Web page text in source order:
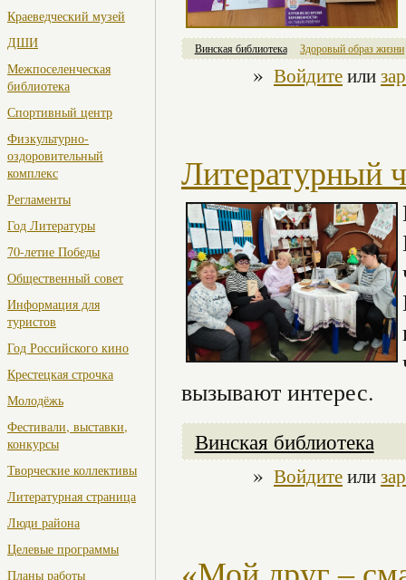
Краеведческий музей
ДШИ
Межпоселенческая
библиотека
Спортивный центр
Физкультурно-
оздоровительный
комплекс
Регламенты
Год Литературы
70-летие Победы
Общественный совет
Информация для
туристов
Год Российского кино
Крестецкая строчка
Молодёжь
Фестивали, выставки,
конкурсы
Творческие коллективы
Литературная страница
Люди района
Целевые программы
Планы работы
Винская библиотека Здоровый образ жизни
» Войдитеили
Литературный
вызывают интерес.
Винская библиотека
» Войдитеили